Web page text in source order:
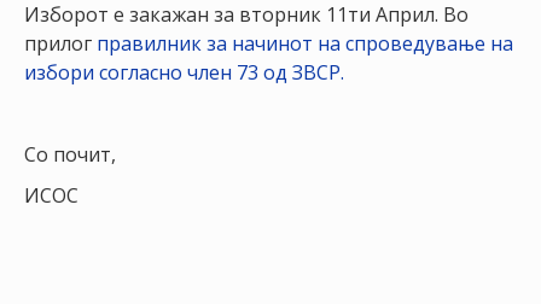
Изборот е закажан за вторник 11ти Април. Во
прилог правилник за начинот на спроведување на
избори согласно член 73 од ЗВСР.
Со почит,
ИСОС